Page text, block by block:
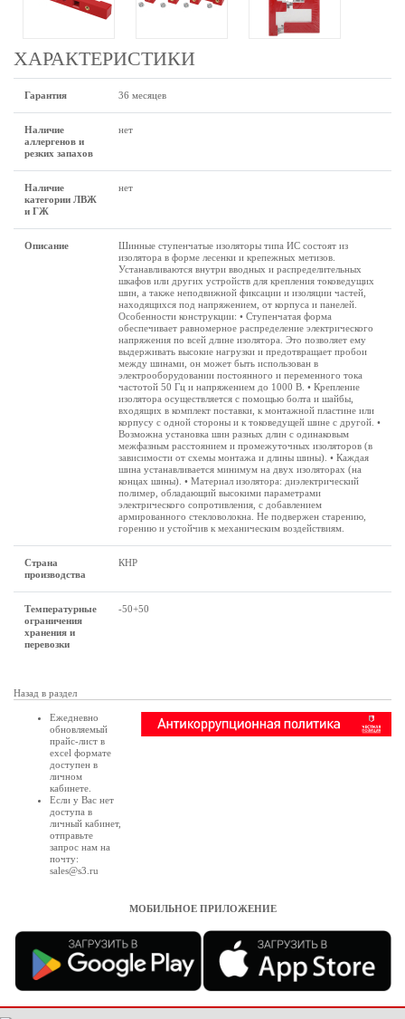
ХАРАКТЕРИСТИКИ
Гарантия 36 месяцев
Наличие
аллергенов и
резких запахов
нет
Наличие
категории ЛВЖ
и ГЖ
нет
Описание
Шинные ступенчатые изоляторы типа ИС состоят из
изолятора в форме лесенки и крепежных метизов.
Устанавливаются внутри вводных и распределительных
шкафов или других устройств для крепления токоведущих
шин, а также неподвижной фиксации и изоляции частей,
находящихся под напряжением, от корпуса и панелей.
Особенности конструкции: • Ступенчатая форма
обеспечивает равномерное распределение электрического
напряжения по всей длине изолятора. Это позволяет ему
выдерживать высокие нагрузки и предотвращает пробои
между шинами, он может быть использован в
электрооборудовании постоянного и переменного тока
частотой 50 Гц и напряжением до 1000 В. • Крепление
изолятора осуществляется с помощью болта и шайбы,
входящих в комплект поставки, к монтажной пластине или
корпусу с одной стороны и к токоведущей шине с другой. •
Возможна установка шин разных длин с одинаковым
межфазным расстоянием и промежуточных изоляторов (в
зависимости от схемы монтажа и длины шины). • Каждая
шина устанавливается минимум на двух изоляторах (на
концах шины). • Материал изолятора: диэлектрический
полимер, обладающий высокими параметрами
электрического сопротивления, с добавлением
армированного стекловолокна. Не подвержен старению,
горению и устойчив к механическим воздействиям.
Страна
производства
КНР
Температурные
ограничения
хранения и
перевозки
-50+50
Назад в раздел
Ежедневно
обновляемый
прайс-лист в
excel формате
доступен в
личном
кабинете
Если у Вас нет
доступа в
личный кабинет,
отправьте
запрос нам на
почту:
sales@s3.ru
МОБИЛЬНОЕ ПРИЛОЖЕНИЕ